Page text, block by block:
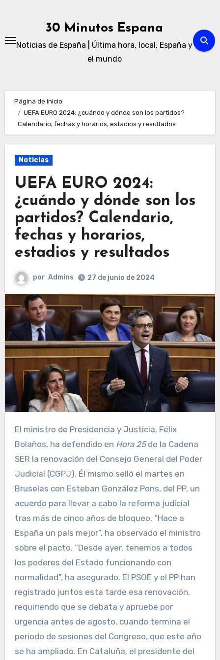
30 Minutos Espana
Noticias de España | Última hora, local, España y
el mundo
Página de inicio
UEFA EURO 2024: ¿cuándo y dónde son los partidos?
Calendario, fechas y horarios, estadios y resultados
Noticias
UEFA EURO 2024:
¿cuándo y dónde son los
partidos? Calendario,
fechas y horarios,
estadios y resultados
por Admins 27 de junio de 2024
El ministro de Presidencia y Justicia, Félix
Bolaños, ha defendido en Hora 25de la Cadena
SER la renovación del Consejo General del Poder
Judicial (CGPJ). Él mismo selló el martes en
Bruselas con Esteban González Pons, del PP, un
acuerdo para llevar a cabo la reforma judicial
tras más de cinco años de bloqueo. “Hace a
España un país mejor”, ha observado el ministro
sobre el pacto. “Desde ayer, tenemos a todos
los poderes del Estado funcionando con
normalidad”, ha asegurado. El PSOE y el PP han
registrado juntos esta tarde esa renovación,
requiriendo que se debata y apruebe por
urgencia antes de agosto, cuando termina el
periodo de sesiones del Congreso, que este año
se ha ampliado. En Cataluña, el presidente del